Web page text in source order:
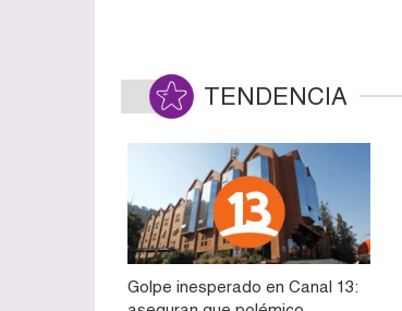
TENDENCIA
Golpe inesperado en Canal 13: